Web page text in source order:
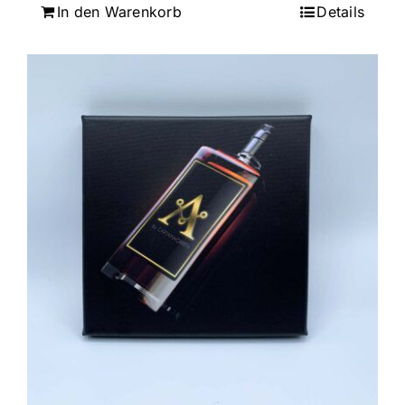
In den Warenkorb Details